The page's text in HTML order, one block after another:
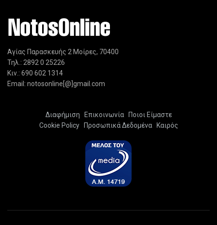
Αγίας Παρασκευής 2 Μοίρες, 70400
Τηλ.: 2892 0 25226
Κιν.: 690 602 1314
Email: notosonline[@]gmail.com
Διαφήμιση Επικοινωνία
Ποιοι Είμαστε
Cookie Policy
Προσωπικά Δεδομένα Καιρός